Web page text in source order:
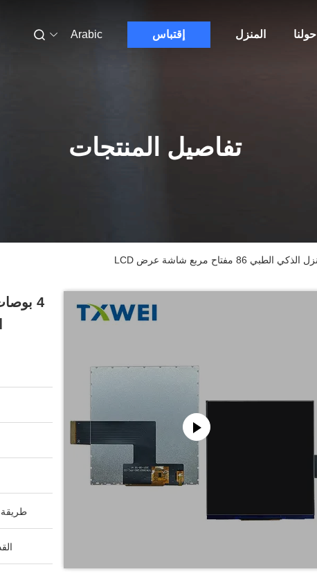
المنزل حولنا إقتباس Arabic
تفاصيل المنتجات
طريقة